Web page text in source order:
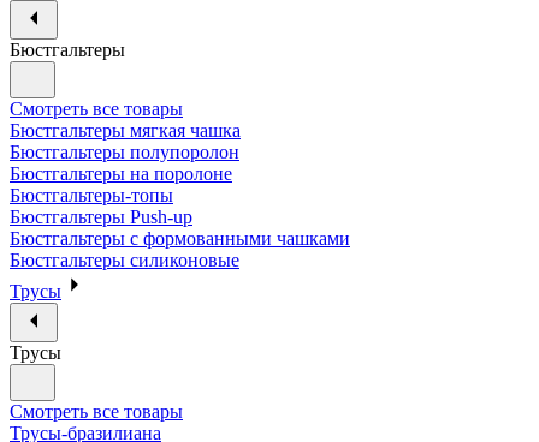
Бюстгальтеры
Смотреть все товары
Бюстгальтеры мягкая чашка
Бюстгальтеры полупоролон
Бюстгальтеры на поролоне
Бюстгальтеры-топы
Бюстгальтеры Push-up
Бюстгальтеры с формованными чашками
Бюстгальтеры силиконовые
Трусы
Трусы
Смотреть все товары
Трусы-бразилиана